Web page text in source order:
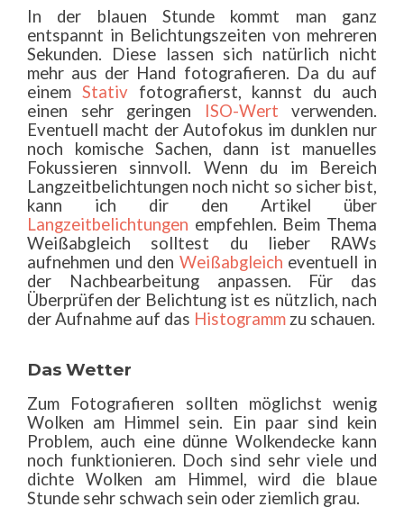
In der blauen Stunde kommt man ganz
entspannt in Belichtungszeiten von mehreren
Sekunden. Diese lassen sich natürlich nicht
mehr aus der Hand fotografieren. Da du auf
einem Stativfotografierst, kannst du auch
einen sehr geringen
ISO-Wert verwenden.
Eventuell macht der Autofokus im dunklen nur
noch komische Sachen, dann ist manuelles
Fokussieren sinnvoll. Wenn du im Bereich
Langzeitbelichtungen noch nicht so sicher bist,
kann ich dir den Artikel über
Langzeitbelichtungen empfehlen. Beim Thema
Weißabgleich solltest du lieber RAWs
aufnehmen und den Weißabgleich eventuell in
der Nachbearbeitung anpassen. Für das
Überprüfen der Belichtung ist es nützlich, nach
der Aufnahme auf das Histogramm zu schauen.
Das Wetter
Zum Fotografieren sollten möglichst wenig
Wolken am Himmel sein. Ein paar sind kein
Problem, auch eine dünne Wolkendecke kann
noch funktionieren. Doch sind sehr viele und
dichte Wolken am Himmel, wird die blaue
Stunde sehr schwach sein oder ziemlich grau.